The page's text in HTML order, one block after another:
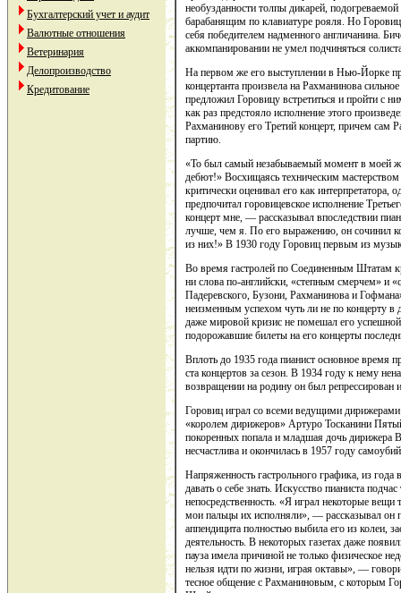
Бухгалтерский учет и аудит
Валютные отношения
Ветеринария
Делопроизводство
Кредитование
необузданности толпы дикарей,
барабанящим по клавиатуре рояля. Но
себя победителем надменного англичанина.
аккомпанировании не умел подчиняться
На первом же его выступлении в Нью-Йорке
концертанта произвела на Рахманинова
предложил Горовицу встретиться и пройти с
как раз предстояло исполнение этого
Рахманинову его Третий концерт, причем сам
партию.
«То был самый незабываемый момент в
дебют!» Восхищаясь техническим
критически оценивал его как интерпретатора,
предпочитал горовицевское исполнение
концерт мне, — рассказывал впоследствии
лучше, чем я. По его выражению, он сочинил
из них!» В 1930 году Горовиц первым из
Во время гастролей по Соединенным Штатам
ни слова по-английски, «степным смерчем» и
Падеревского, Бузони, Рахманинова и
неизменным успехом чуть ли не по концерту
даже мировой кризис не помешал его
подорожавшие билеты на его концерты
Вплоть до 1935 года пианист основное время
ста концертов за сезон. В 1934 году к нему
возвращении на родину он был репрессирован
Горовиц играл со всеми ведущими
«королем дирижеров» Артуро Тосканини
покоренных попала и младшая дочь дирижера
несчастлива и окончилась в 1957 году
Напряженность гастрольного графика, из года
давать о себе знать. Искусство пианиста
непосредственность. «Я играл некоторые вещи
мои пальцы их исполняли», — рассказывал он
аппендицита полностью выбила его из колеи,
деятельность. В некоторых газетах даже
пауза имела причиной не только физическое
нельзя идти по жизни, играя октавы», —
тесное общение с Рахманиновым, с которым